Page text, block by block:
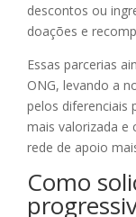
descontos ou
doações e
Essas parcerias
ONG, levando a
pelos diferenciais
mais valorizada e
rede de apoio
Como